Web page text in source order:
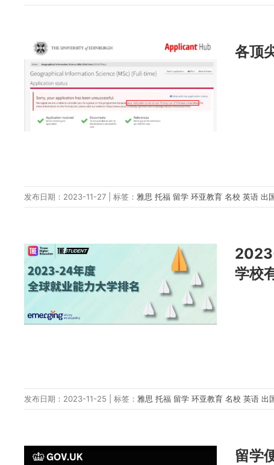
各顶
发布日期：2023-11-27 | 标签： 雅思托福 留学环亚教育名校英语出
学校
发布日期：2023-11-25 | 标签： 雅思托福 留学环亚教育名校英语出
留学